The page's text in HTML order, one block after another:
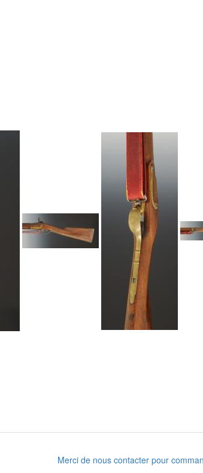
Merci de nous contacter pour